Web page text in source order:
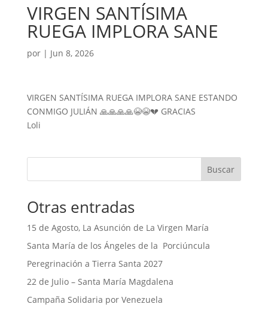
VIRGEN SANTÍSIMA
RUEGA IMPLORA SANE
por | Jun 8, 2026
VIRGEN SANTÍSIMA RUEGA IMPLORA SANE ESTANDO
CONMIGO JULIÁN 🙏🙏🙏🙏😭😭💔 GRACIAS
Loli
Buscar
Otras entradas
15 de Agosto, La Asunción de La Virgen María
Santa María de los Ángeles de la Porciúncula
Peregrinación a Tierra Santa 2027
22 de Julio – Santa María Magdalena
Campaña Solidaria por Venezuela